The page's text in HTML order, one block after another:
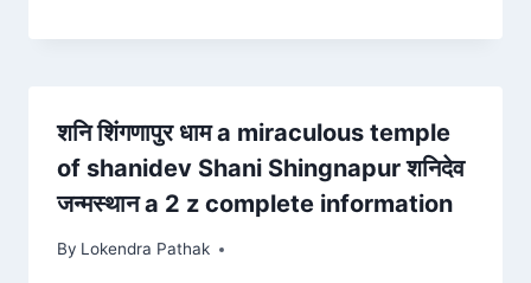
शनि शिंगणापुर धाम a miraculous temple
of shanidev Shani Shingnapur शनिदेव
जन्मस्थान a 2 z complete information
By Lokendra Pathak